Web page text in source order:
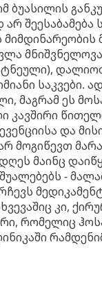
შეესაბამება
საკვები.
მაგრამ ეს
და
მოგიწევთ
მაინც
-
კი,
რომელიც